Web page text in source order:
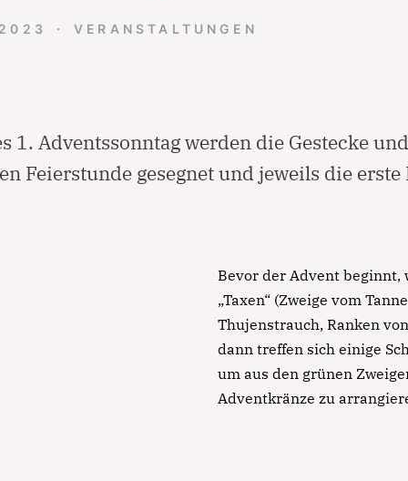
2023 VERANSTALTUNGEN
1. Adventssonntag werden die Gestecke
Feierstunde gesegnet und jeweils die erste
Bevor der Advent beginnt,
„Taxen“ (Zweige vom
Thujenstrauch, Ranken
dann treffen sich einige
um aus den grünen
Adventkränze zu
sed do eiusmod tempor incididunt ut labore et dolore
magna aliqua. Ut enim ad minim veniam, quis nostrud
exercitation ullamco laboris nisi ut aliquip ex ea